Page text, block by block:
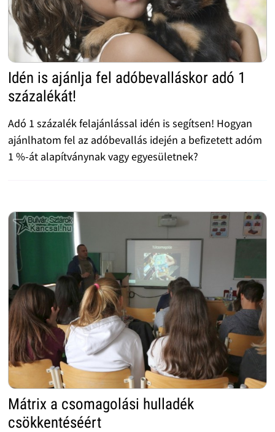
Idén is ajánlja fel adóbevalláskor adó 1
százalékát!
Adó 1 százalék felajánlással idén is segítsen! Hogyan
ajánlhatom fel az adóbevallás idején a befizetett adóm
1 %-át alapítványnak vagy egyesületnek?
Mátrix a csomagolási hulladék
csökkentéséért